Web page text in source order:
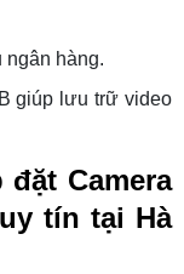
ngân hàng.
giúp lưu trữ video
Camera
tín tại Hà